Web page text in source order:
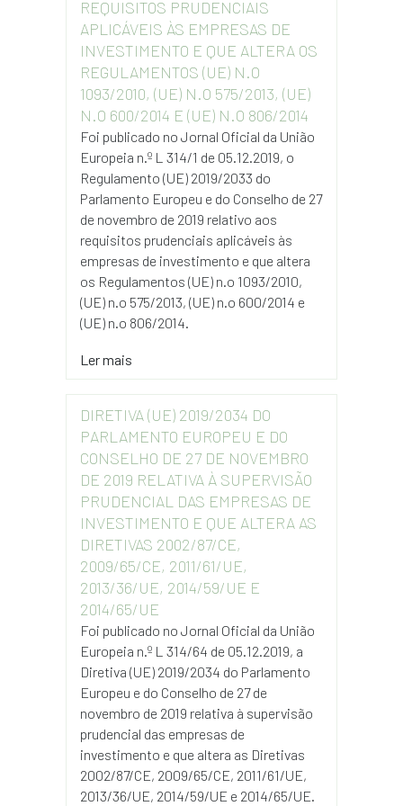
REQUISITOS PRUDENCIAIS
APLICÁVEIS ÀS EMPRESAS DE
INVESTIMENTO E QUE ALTERA OS
REGULAMENTOS (UE) N.O
1093/2010, (UE) N.O 575/2013, (UE)
N.O 600/2014 E (UE) N.O 806/2014
Foi publicado no Jornal Oficial da União
Europeia n.º L 314/1 de 05.12.2019, o
Regulamento (UE) 2019/2033 do
Parlamento Europeu e do Conselho de 27
de novembro de 2019 relativo aos
requisitos prudenciais aplicáveis às
empresas de investimento e que altera
os Regulamentos (UE) n.o 1093/2010,
(UE) n.o 575/2013, (UE) n.o 600/2014 e
(UE) n.o 806/2014.
Ler mais
DIRETIVA (UE) 2019/2034 DO
PARLAMENTO EUROPEU E DO
CONSELHO DE 27 DE NOVEMBRO
DE 2019 RELATIVA À SUPERVISÃO
PRUDENCIAL DAS EMPRESAS DE
INVESTIMENTO E QUE ALTERA AS
DIRETIVAS 2002/87/CE,
2009/65/CE, 2011/61/UE,
2013/36/UE, 2014/59/UE E
2014/65/UE
Foi publicado no Jornal Oficial da União
Europeia n.º L 314/64 de 05.12.2019, a
Diretiva (UE) 2019/2034 do Parlamento
Europeu e do Conselho de 27 de
novembro de 2019 relativa à supervisão
prudencial das empresas de
investimento e que altera as Diretivas
2002/87/CE, 2009/65/CE, 2011/61/UE,
2013/36/UE, 2014/59/UE e 2014/65/UE.